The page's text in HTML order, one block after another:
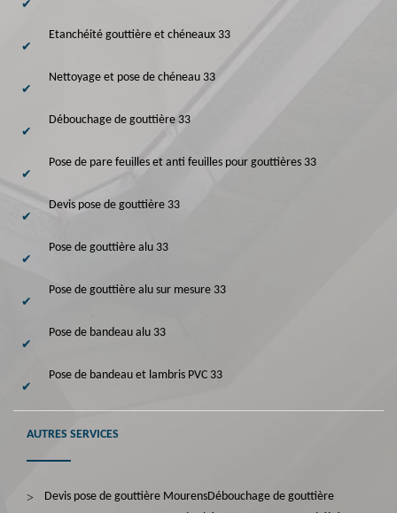
Etanchéité gouttière et chéneaux 33
Nettoyage et pose de chéneau 33
Débouchage de gouttière 33
Pose de pare feuilles et anti feuilles pour gouttières 33
Devis pose de gouttière 33
Pose de gouttière alu 33
Pose de gouttière alu sur mesure 33
Pose de bandeau alu 33
Pose de bandeau et lambris PVC 33
AUTRES SERVICES
Devis pose de gouttière MourensDébouchage de gouttière